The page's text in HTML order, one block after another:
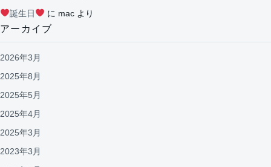
誕生日
に macより
アーカイブ
2026年3月
2025年8月
2025年5月
2025年4月
2025年3月
2023年3月